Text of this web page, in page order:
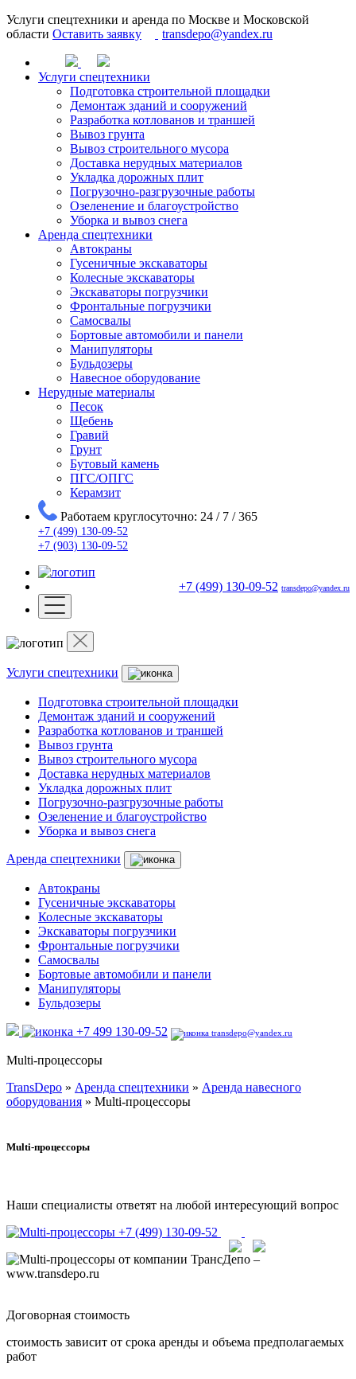
Услуги спецтехники и аренда по Москве и Московской
области Оставить заявку transdepo@yandex.ru
Услуги спецтехники
Подготовка строительной площадки
Демонтаж зданий и сооружений
Разработка котлованов и траншей
Вывоз грунта
Вывоз строительного мусора
Доставка нерудных материалов
Укладка дорожных плит
Погрузочно-разгрузочные работы
Озеленение и благоустройство
Уборка и вывоз снега
Аренда спецтехники
Автокраны
Гусеничные экскаваторы
Колесные экскаваторы
Экскаваторы погрузчики
Фронтальные погрузчики
Самосвалы
Бортовые автомобили и панели
Манипуляторы
Бульдозеры
Навесное оборудование
Нерудные материалы
Песок
Щебень
Гравий
Грунт
Бутовый камень
ПГС/ОПГС
Керамзит
Работаем круглосуточно: 24 / 7 / 365
+7 (499) 130-09-52
+7 (903) 130-09-52
+7 (499) 130-09-52 transdepo@yandex.ru
Услуги спецтехники
Подготовка строительной площадки
Демонтаж зданий и сооружений
Разработка котлованов и траншей
Вывоз грунта
Вывоз строительного мусора
Доставка нерудных материалов
Укладка дорожных плит
Погрузочно-разгрузочные работы
Озеленение и благоустройство
Уборка и вывоз снега
Аренда спецтехники
Автокраны
Гусеничные экскаваторы
Колесные экскаваторы
Экскаваторы погрузчики
Фронтальные погрузчики
Самосвалы
Бортовые автомобили и панели
Манипуляторы
Бульдозеры
+7 499 130-09-52 transdepo@yandex.ru
Multi-процессоры
TransDepo » Аренда спецтехники » Аренда навесного
оборудования » Multi-процессоры
Multi-процессоры
Наши специалисты ответят на любой интересующий вопрос
+7 (499) 130-09-52
Договорная стоимость
стоимость зависит от срока аренды и объема предполагаемых
работ